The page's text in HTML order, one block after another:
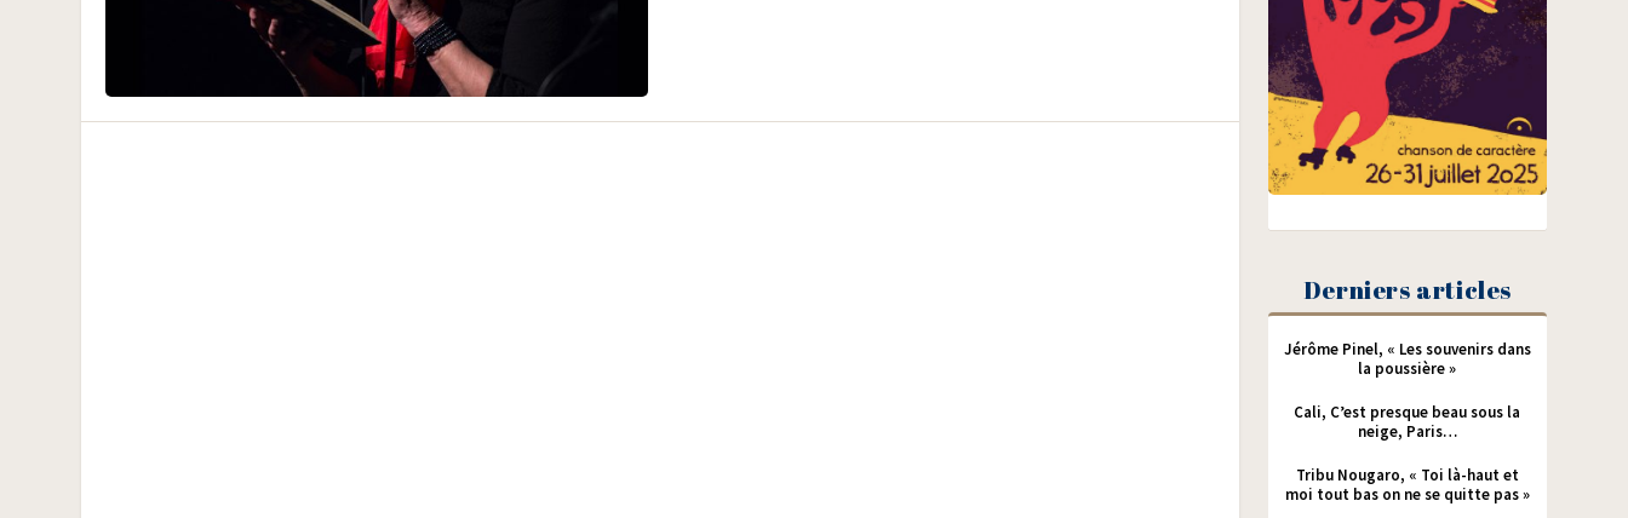
Derniers articles
Jérôme Pinel, « Les souvenirs dans
la poussière »
Cali, C’est presque beau sous la
neige, Paris…
Tribu Nougaro, « Toi là-haut et
moi tout bas on ne se quitte pas »